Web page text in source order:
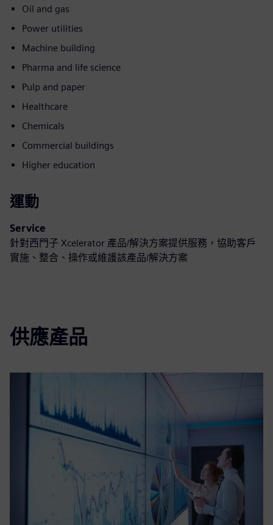
Oil and gas
Power utilities
Machine building
Pharma and life science
Pulp and paper
Healthcare
Chemicals
Commercial buildings
Higher education
運動
Service
針對西門子 Xcelerator 產品/解決方案提供服務，協助客戶
實施、整合、操作或維護該產品/解決方案
供應產品